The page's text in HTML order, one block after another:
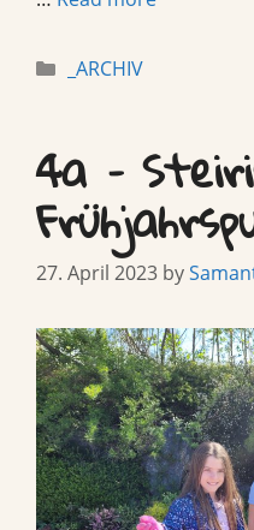
Categories
_ARCHIV
4a –
27. April 2023 by